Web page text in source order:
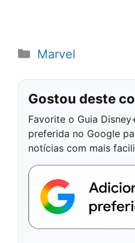
Categorias
Marvel
Gostou deste
Favorite o Guia
preferida no Google
notícias com mais